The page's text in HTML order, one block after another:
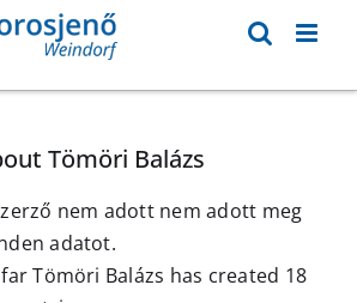
Tömöri Balázs
nem adott nem adott meg
adatot.
Tömöri Balázs has created 18